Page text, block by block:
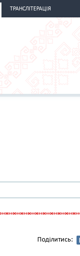
ТРАНСЛІТЕРАЦІЯ
Поділитись: